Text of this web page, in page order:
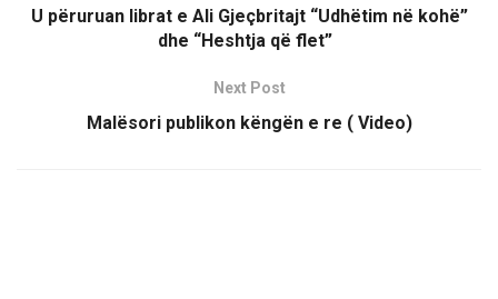
U përuruan librat e Ali Gjeçbritajt “Udhëtim në kohë”
dhe “Heshtja që flet”
Next Post
Malësori publikon këngën e re ( Video)